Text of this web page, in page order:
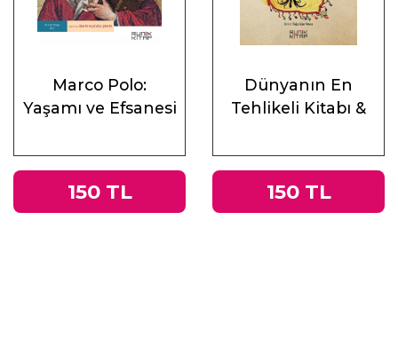
Marco Polo:
Yaşamı ve Efsanesi
150 TL
Dünyanın En
Tehlikeli Kitabı &
İmparatorluğu’ndan
Tacitus’un
150 TL